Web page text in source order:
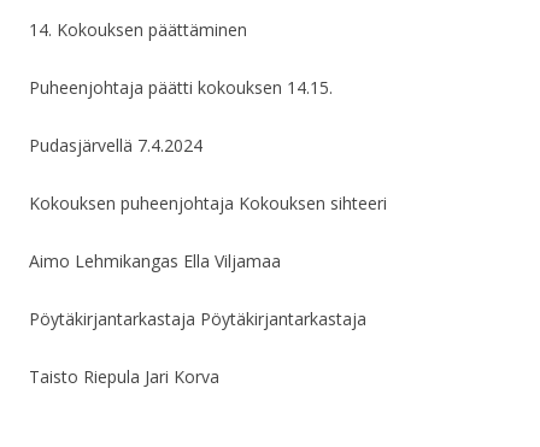
14. Kokouksen päättäminen
Puheenjohtaja päätti kokouksen 14.15.
Pudasjärvellä 7.4.2024
Kokouksen puheenjohtaja Kokouksen sihteeri
Aimo Lehmikangas Ella Viljamaa
Pöytäkirjantarkastaja Pöytäkirjantarkastaja
Taisto Riepula Jari Korva